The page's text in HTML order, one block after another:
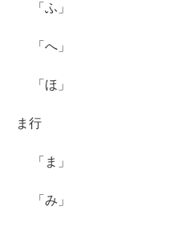
「ふ」
「へ」
「ほ」
ま行
「ま」
「み」